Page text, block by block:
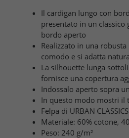
Il cardigan lungo con
presentato in un
bordo aperto
Realizzato in una
comodo e si adatta
La silhouette lunga
fornisce una copertura
Indossalo aperto sopra
In questo modo mostri il
Felpa di URBAN
Materiale: 60% cotone,
Peso: 240 g/m²